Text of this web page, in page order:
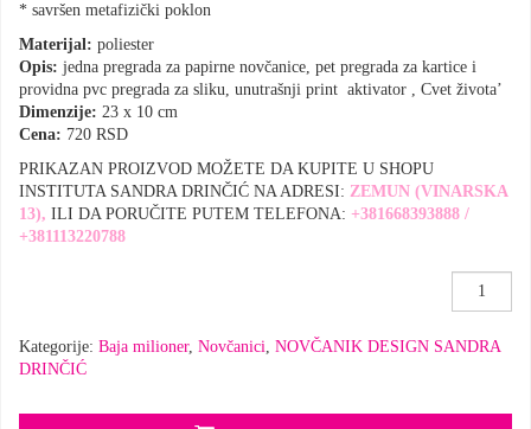
* savršen metafizički poklon
Materijal: poliester
Opis: jedna pregrada za papirne novčanice, pet pregrada za kartice i
providna pvc pregrada za sliku, unutrašnji print aktivator , Cvet života’
Dimenzije: 23 x 10 cm
Cena: 720 RSD
PRIKAZAN PROIZVOD MOŽETE DA KUPITE U SHOPU
INSTITUTA SANDRA DRINČIĆ NA ADRESI: ZEMUN (VINARSKA
13), ILI DA PORUČITE PUTEM TELEFONA: +381668393888 /
+381113220788
MUŠKI
Kategorije: Baja milioner, Novčanici, NOVČANIK DESIGN SANDRA
DRINČIĆ